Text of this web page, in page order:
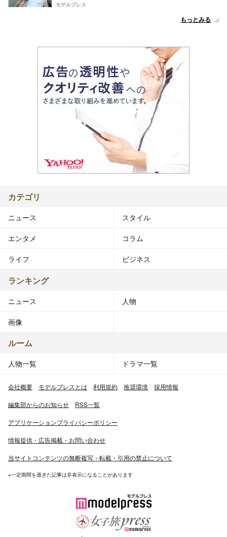
モデルプレス
もっとみる
カテゴリ
ニュース スタイル
エンタメ コラム
ライフ ビジネス
ランキング
ニュース 人物
画像
ルーム
人物一覧 ドラマ一覧
会社概要 モデルプレスとは 利用規約 推奨環境 採用情報
編集部からのお知らせ RSS一覧
アプリケーションプライバシーポリシー
情報提供・広告掲載・お問い合わせ
当サイトコンテンツの無断複写・転載・引用の禁止について
※一定期間を過ぎた記事は非表示になることがあります